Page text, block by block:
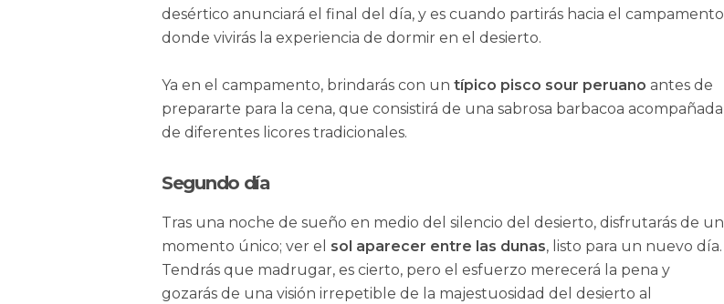
desértico anunciará el final del día, y es cuando partirás hacia el campamento
donde vivirás la experiencia de dormir en el desierto.
Ya en el campamento, brindarás con un típico pisco sour peruano antes de
prepararte para la cena, que consistirá de una sabrosa barbacoa acompañada
de diferentes licores tradicionales.
Segundo día
Tras una noche de sueño en medio del silencio del desierto, disfrutarás de un
momento único; ver el sol aparecer entre las dunas, listo para un nuevo día.
Tendrás que madrugar, es cierto, pero el esfuerzo merecerá la pena y
gozarás de una visión irrepetible de la majestuosidad del desierto al